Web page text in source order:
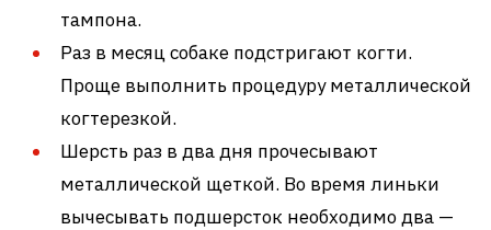
тампона.
Раз в месяц собаке подстригают когти.
Проще выполнить процедуру металлической
когтерезкой.
Шерсть раз в два дня прочесывают
металлической щеткой. Во время линьки
вычесывать подшерсток необходимо два —